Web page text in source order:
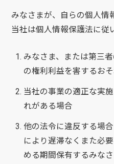
みなさまが、自らの個人情
当社は個人情報保護法に従
みなさま、または第三
の権利利益を害するお
当社の事業の適正な実
れがある場合
他の法令に違反する場
により遅滞なくまた必
める期間保有するみな